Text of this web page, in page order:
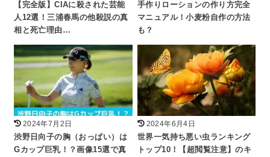
【完全版】CIAに殺された芸能
人12選！三浦春馬の他殺説の真
相と死亡理由…
手作りローションの作り方完全
マニュアル！小麦粉自作の方法
も？
2024年7月2日
渋野日向子の胸（おっぱい）は
Gカップ巨乳！？画像15選で真
2024年6月4日
世界一気持ち悪い虫ランキング
トップ10！【超閲覧注意】のキ